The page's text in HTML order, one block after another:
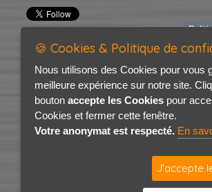
🍪 Cookies & Politique de
Nous utilisons des Cookies pour vous
meilleure expérience sur notre site.
bouton accepte les Cookies pour
Cookies et fermer cette fenêtre.
Votre anonymat est respecté. En
J'accepte